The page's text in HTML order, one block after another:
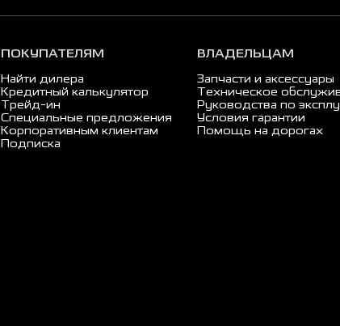
ПОКУПАТЕЛЯМ
Найти дилера
Кредитный калькулятор
Трейд-ин
Специальные предложения
Корпоративным клиентам
Подписка
ВЛАДЕЛЬЦАМ
Запчасти и аксессуары
Техническое
Руководства по
Условия гарантии
Помощь на дорогах